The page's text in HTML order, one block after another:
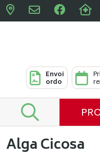
Envoi
ordo
Alga Cicosa